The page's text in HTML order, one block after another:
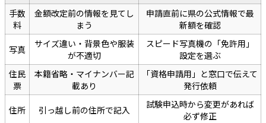
手数
料
金額改定前の情報を見てし
まう
申請直前に県の公式情報で最
新額を確認
写真
サイズ違い・背景色や服装
が不適切
スピード写真機の「免許用」
設定を選ぶ
住民
票
本籍省略・マイナンバー記
載あり
「資格申請用」と窓口で伝えて
発行依頼
住所 引っ越し前の住所で記入
試験申込時から変更があれば
必ず修正